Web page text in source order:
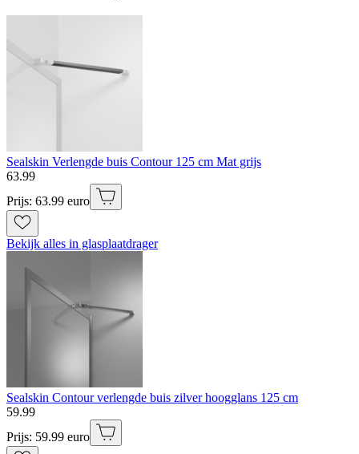
Sealskin Verlengde buis Contour 125 cm Mat grijs
63.99
Prijs: 63.99 euro
Bekijk alles in glasplaatdrager
Sealskin Contour verlengde buis zilver hoogglans 125 cm
59.99
Prijs: 59.99 euro